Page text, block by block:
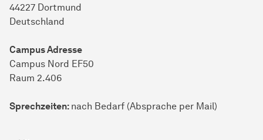
44227 Dortmund
Deutschland
Campus Adresse
Campus Nord EF50
Raum 2.406
Sprechzeiten: nach Bedarf (Absprache per Mail)